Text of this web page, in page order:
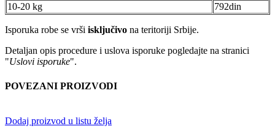
10-20 kg
792din
Isporuka robe se vrši isključivo na teritoriji Srbije.
Detaljan opis procedure i uslova isporuke pogledajte na stranici
"Uslovi isporuke".
POVEZANI PROIZVODI
Dodaj proizvod u listu želja